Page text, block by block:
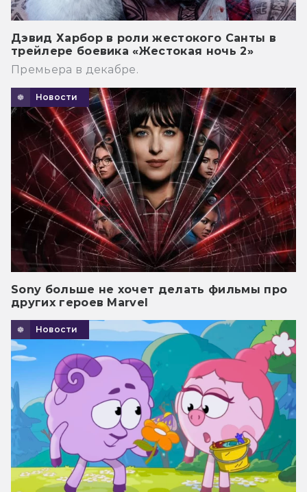
Дэвид Харбор в роли жестокого Санты в
трейлере боевика «Жестокая ночь 2»
Премьера в декабре.
Новости
Sony больше не хочет делать фильмы про
других героев Marvel
Новости